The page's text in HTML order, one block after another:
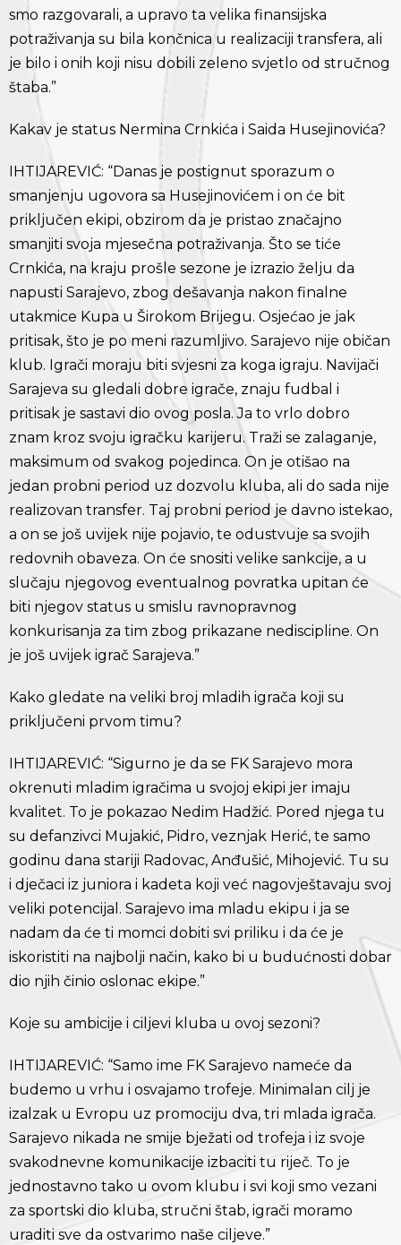
smo razgovarali, a upravo ta velika finansijska
potraživanja su bila končnica u realizaciji transfera, ali
je bilo i onih koji nisu dobili zeleno svjetlo od stručnog
štaba.”
Kakav je status Nermina Crnkića i Saida Husejinovića?
IHTIJAREVIĆ: “Danas je postignut sporazum o
smanjenju ugovora sa Husejinovićem i on će bit
priključen ekipi, obzirom da je pristao značajno
smanjiti svoja mjesečna potraživanja. Što se tiće
Crnkića, na kraju prošle sezone je izrazio želju da
napusti Sarajevo, zbog dešavanja nakon finalne
utakmice Kupa u Širokom Brijegu. Osjećao je jak
pritisak, što je po meni razumljivo. Sarajevo nije običan
klub. Igrači moraju biti svjesni za koga igraju. Navijači
Sarajeva su gledali dobre igrače, znaju fudbal i
pritisak je sastavi dio ovog posla. Ja to vrlo dobro
znam kroz svoju igračku karijeru. Traži se zalaganje,
maksimum od svakog pojedinca. On je otišao na
jedan probni period uz dozvolu kluba, ali do sada nije
realizovan transfer. Taj probni period je davno istekao,
a on se još uvijek nije pojavio, te odustvuje sa svojih
redovnih obaveza. On će snositi velike sankcije, a u
slučaju njegovog eventualnog povratka upitan će
biti njegov status u smislu ravnopravnog
konkurisanja za tim zbog prikazane nediscipline. On
je još uvijek igrač Sarajeva.”
Kako gledate na veliki broj mladih igrača koji su
priključeni prvom timu?
IHTIJAREVIĆ: “Sigurno je da se FK Sarajevo mora
okrenuti mladim igračima u svojoj ekipi jer imaju
kvalitet. To je pokazao Nedim Hadžić. Pored njega tu
su defanzivci Mujakić, Pidro, veznjak Herić, te samo
godinu dana stariji Radovac, Anđušić, Mihojević. Tu su
i dječaci iz juniora i kadeta koji već nagovještavaju svoj
veliki potencijal. Sarajevo ima mladu ekipu i ja se
nadam da će ti momci dobiti svi priliku i da će je
iskoristiti na najbolji način, kako bi u budućnosti dobar
dio njih činio oslonac ekipe.”
Koje su ambicije i ciljevi kluba u ovoj sezoni?
IHTIJAREVIĆ: “Samo ime FK Sarajevo nameće da
budemo u vrhu i osvajamo trofeje. Minimalan cilj je
izalzak u Evropu uz promociju dva, tri mlada igrača.
Sarajevo nikada ne smije bježati od trofeja i iz svoje
svakodnevne komunikacije izbaciti tu riječ. To je
jednostavno tako u ovom klubu i svi koji smo vezani
za sportski dio kluba, stručni štab, igrači moramo
uraditi sve da ostvarimo naše ciljeve.”